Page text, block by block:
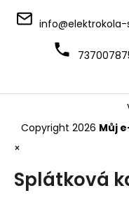
info@elektrokola-
Copyright 2026 Můj
×
Splátková